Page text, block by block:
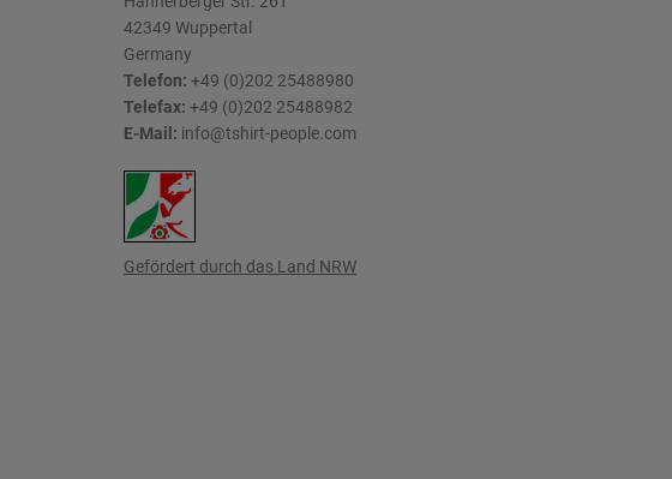
42349 Wuppertal
Germany
Telefon: +49 (0)202 25488980
Telefax: +49 (0)202 25488982
E-Mail: info@tshirt-people.com
Gefördert durch das Land NRW